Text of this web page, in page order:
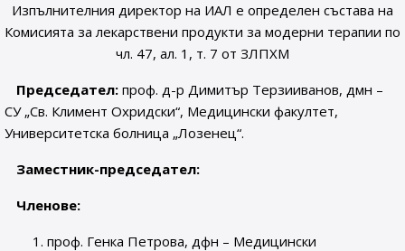
Изпълнителния директор на ИАЛ е определен състава на
Комисията за лекарствени продукти за модерни терапии по
чл. 47, ал. 1, т. 7 от ЗЛПХМ
Председател: проф. д-р Димитър Терзииванов, дмн –
СУ „Св. Климент Охридски“, Медицински факултет,
Университетска болница „Лозенец“.
Заместник-председател:
Членове:
проф. Генка Петрова, дфн – Мeдицински